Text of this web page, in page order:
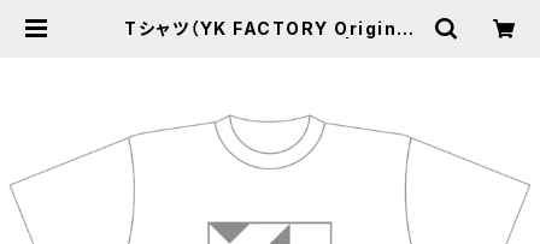
Tシャツ（YK FACTORY Original